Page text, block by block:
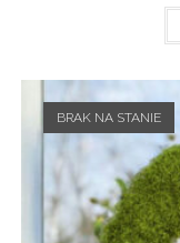
BRAK NA STANIE